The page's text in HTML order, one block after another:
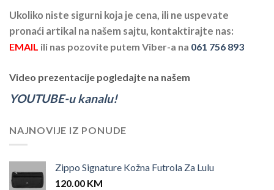
Ukoliko niste sigurni koja je cena, ili ne uspevate
pronaći artikal na našem sajtu, kontaktirajte nas:
EMAIL ili nas pozovite putem Viber-a na 061 756 893
Video prezentacije pogledajte na našem
YOUTUBE-u kanalu!
NAJNOVIJE IZ PONUDE
Zippo Signature Kožna Futrola Za Lulu
120.00 KM